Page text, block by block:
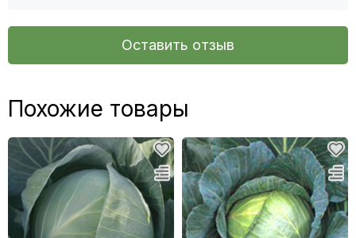
Оставить отзыв
Похожие товары